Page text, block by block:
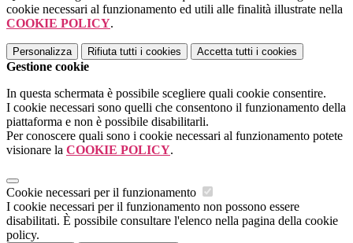
cookie necessari al funzionamento ed utili alle finalità illustrate nella
COOKIE POLICY.
Personalizza Rifiuta tutti i cookies Accetta tutti i cookies
Gestione cookie
In questa schermata è possibile scegliere quali cookie consentire.
I cookie necessari sono quelli che consentono il funzionamento della
piattaforma e non è possibile disabilitarli.
Per conoscere quali sono i cookie necessari al funzionamento potete
visionare la COOKIE POLICY.
Cookie necessari per il funzionamento
I cookie necessari per il funzionamento non possono essere
disabilitati. È possibile consultare l'elenco nella pagina della cookie
policy.